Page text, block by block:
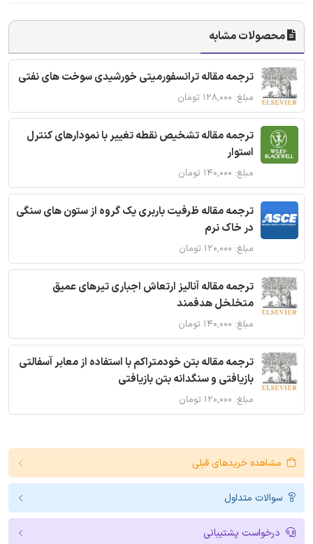
محصولات مشابه
ترجمه مقاله ترانسفورمیتی خورشیدی سوخت های نفتی
مبلغ: ۱۲۸,۰۰۰ تومان
ترجمه مقاله تشخیص نقطه تغییر با نمودارهای کنترل
استوار
مبلغ: ۱۴۰,۰۰۰ تومان
ترجمه مقاله ظرفیت باربری یک گروه از ستون های سنگی
در خاک نرم
مبلغ: ۱۲۰,۰۰۰ تومان
ترجمه مقاله آنالیز ارتعاش اجباری تیرهای عمیق
متخلخل هدفمند
مبلغ: ۱۴۰,۰۰۰ تومان
ترجمه مقاله بتن خودمتراکم با استفاده از معابر آسفالتی
بازیافتی و سنگدانه بتن بازیافتی
مبلغ: ۱۲۰,۰۰۰ تومان
مشاهده خریدهای قبلی
سوالات متداول
درخواست پشتیبانی